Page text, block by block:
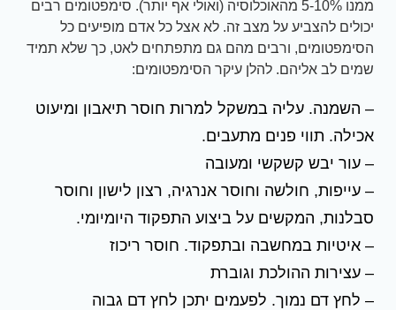
ממנו 5-10% מהאוכלוסיה (ואולי אף יותר). סימפטומים רבים
יכולים להצביע על מצב זה. לא אצל כל אדם מופיעים כל
הסימפטומים, ורבים מהם גם מתפתחים לאט, כך שלא תמיד
שמים לב אליהם. להלן עיקר הסימפטומים:
– השמנה. עליה במשקל למרות חוסר תיאבון ומיעוט
אכילה. תווי פנים מתעבים.
– עור יבש קשקשי ומעובה
– עייפות, חולשה וחוסר אנרגיה, רצון לישון וחוסר
סבלנות, המקשים על ביצוע התפקוד היומיומי.
– איטיות במחשבה ובתפקוד. חוסר ריכוז
– עצירות ההולכת וגוברת
– לחץ דם נמוך. לפעמים יתכן לחץ דם גבוה